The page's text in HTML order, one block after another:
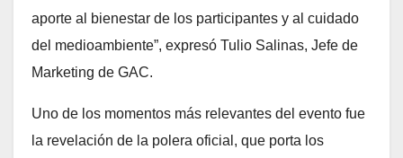
aporte al bienestar de los participantes y al cuidado
del medioambiente”, expresó Tulio Salinas, Jefe de
Marketing de GAC.
Uno de los momentos más relevantes del evento fue
la revelación de la polera oficial, que porta los